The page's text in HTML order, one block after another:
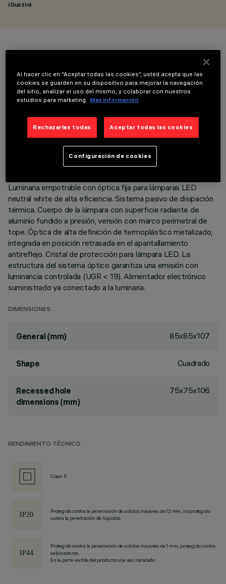
iGuzzini
COLOR
DATOS TÉCNICOS
Luminaria empotrable con óptica fija para lámparas LED
neutral white de alta eficiencia. Sistema pasivo de disipación
térmica. Cuerpo de la lámpara con superficie radiante de
aluminio fundido a presión, versión con marco perimetral de
tope. Óptica de alta definición de termoplástico metalizado,
integrada en posición retrasada en el apantallamiento
antireflejo. Cristal de protección para lámpara LED. La
estructura del sistema óptico garantiza una emisión con
luminancia controlada (UGR < 19). Alimentador electrónico
suministrado ya conectado a la luminaria.
DIMENSIONES
General (mm) 85x85x107
Shape Cuadrado
Recessed hole
dimensions (mm)
75x75x106
RENDIMIENTO TÉCNICO
Class II
Protegido contra la penetración de sólidos mayores de 12 mm, no protegido
contra la penetración de líquidos.
Protegido contra la penetración de sólidos mayores de 1 mm, protegido contra
salpicaduras.
En la parte visible del producto una vez instalado
Al hacer clic en “Aceptar todas las cookies”, usted acepta que las
cookies se guarden en su dispositivo para mejorar la navegación
del sitio, analizar el uso del mismo, y colaborar con nuestros
estudios para marketing. Más información
Rechazarlas todas Aceptar todas las cookies
Configuración de cookies